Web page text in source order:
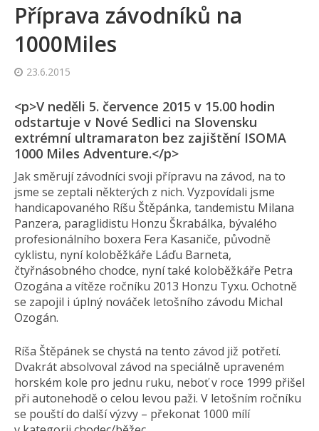
Příprava závodníků na
1000Miles
23.6.2015
<p>V neděli 5. července 2015 v 15.00 hodin
odstartuje v Nové Sedlici na Slovensku
extrémní ultramaraton bez zajištění ISOMA
1000 Miles Adventure.</p>
Jak směrují závodníci svoji přípravu na závod, na to
jsme se zeptali některých z nich. Vyzpovídali jsme
handicapovaného Ríšu Štěpánka, tandemistu Milana
Panzera, paraglidistu Honzu Škrabálka, bývalého
profesionálního boxera Fera Kasaniče, původně
cyklistu, nyní koloběžkáře Láďu Barneta,
čtyřnásobného chodce, nyní také koloběžkáře Petra
Ozogána a vítěze ročníku 2013 Honzu Tyxu. Ochotně
se zapojil i úplný nováček letošního závodu Michal
Ozogán.
Ríša Štěpánek se chystá na tento závod již potřetí.
Dvakrát absolvoval závod na speciálně upraveném
horském kole pro jednu ruku, neboť v roce 1999 přišel
při autonehodě o celou levou paži. V letošním ročníku
se pouští do další výzvy – překonat 1000 mílí